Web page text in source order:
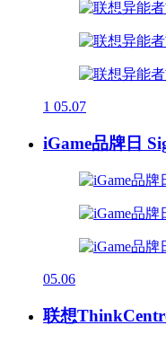
1 05.07
iGame品牌日
05.06
联想